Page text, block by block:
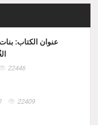
عنوان الكتاب:
22446
22409